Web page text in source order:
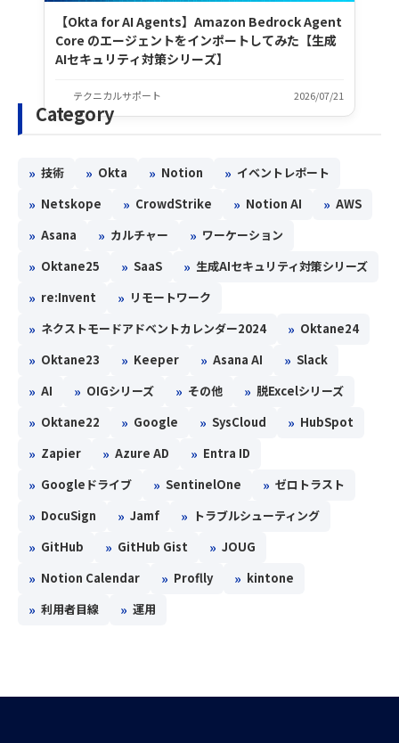
【Okta for AI Agents】Amazon Bedrock Agent
Core のエージェントをインポートしてみた【生成
AIセキュリティ対策シリーズ】
テクニカルサポート 2026/07/21
Category
» 技術 » Okta » Notion » イベントレポート
» Netskope » CrowdStrike » Notion AI » AWS
» Asana » カルチャー » ワーケーション
» Oktane25 » SaaS » 生成AIセキュリティ対策シリーズ
» re:Invent » リモートワーク
» ネクストモードアドベントカレンダー2024 » Oktane24
» Oktane23 » Keeper » Asana AI » Slack
» AI » OIGシリーズ » その他 » 脱Excelシリーズ
» Oktane22 » Google » SysCloud » HubSpot
» Zapier » Azure AD » Entra ID
» Googleドライブ » SentinelOne » ゼロトラスト
» DocuSign » Jamf » トラブルシューティング
» GitHub » GitHub Gist » JOUG
» Notion Calendar » Proflly » kintone
» 利用者目線 » 運用